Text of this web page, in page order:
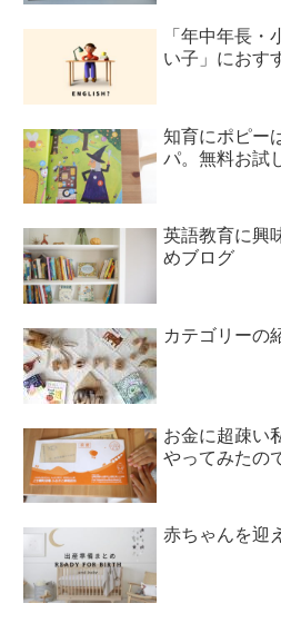
「年中年長・
い子」におす
知育にポピー
パ。無料お試
英語教育に興
めブログ
カテゴリーの
お金に超疎い
やってみたの
赤ちゃんを迎